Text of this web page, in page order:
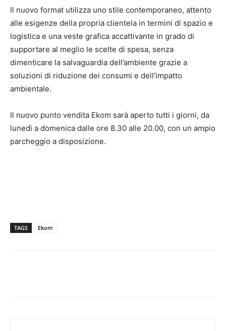
Il nuovo format utilizza uno stile contemporaneo, attento
alle esigenze della propria clientela in termini di spazio e
logistica e una veste grafica accattivante in grado di
supportare al meglio le scelte di spesa, senza
dimenticare la salvaguardia dell’ambiente grazie a
soluzioni di riduzione dei consumi e dell’impatto
ambientale.
Il nuovo punto vendita Ekom sarà aperto tutti i giorni, da
lunedì a domenica dalle ore 8.30 alle 20.00, con un ampio
parcheggio a disposizione.
TAGS Ekom